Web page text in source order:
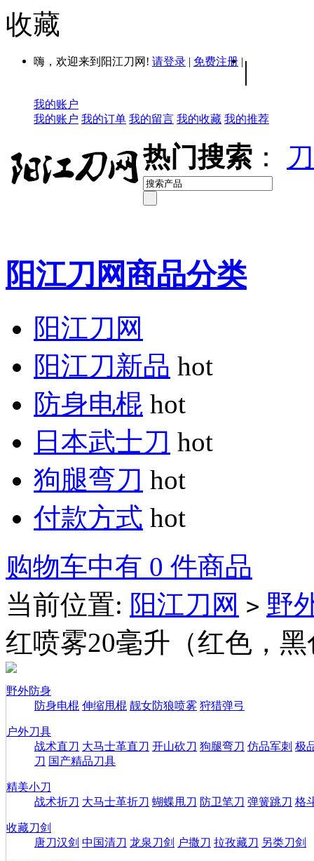
收藏
嗨，欢迎来到阳江刀网! 请登录 | 免费注册 | |
我的账户
我的账户 我的订单 我的留言 我的收藏 我的推荐
热门搜索 ：
阳江刀网商品分类
阳江刀网
阳江刀新品 hot
防身电棍 hot
日本武士刀 hot
狗腿弯刀 hot
付款方式 hot
购物车中有 0 件商品
当前位置: 阳江刀网 > 野
红喷雾20毫升（红色，
野外防身
防身电棍 伸缩甩棍 靓女防狼喷雾 狩猎弹弓
户外刀具
战术直刀 大马士革直刀 开山砍刀 狗腿弯刀 仿品军刺 极
刀 国产精品刀具
精美小刀
战术折刀 大马士革折刀 蝴蝶甩刀 防卫笔刀 弹簧跳刀 格
收藏刀剑
唐刀汉剑 中国清刀 龙泉刀剑 户撒刀 拉孜藏刀 另类刀剑